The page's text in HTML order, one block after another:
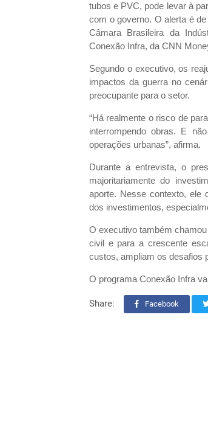
tubos e PVC, pode levar à
com o governo. O alerta é
Câmara Brasileira da
Conexão Infra, da CNN
Segundo o executivo, os
impactos da guerra no
preocupante para o setor.
“Há realmente o risco de
interrompendo obras. E
operações urbanas”, afirma.
Durante a entrevista, o
majoritariamente do
aporte. Nesse contexto, ele
dos investimentos,
O executivo também
civil e para a crescente
custos, ampliam os desafios
O programa Conexão Infra
Share: Facebook